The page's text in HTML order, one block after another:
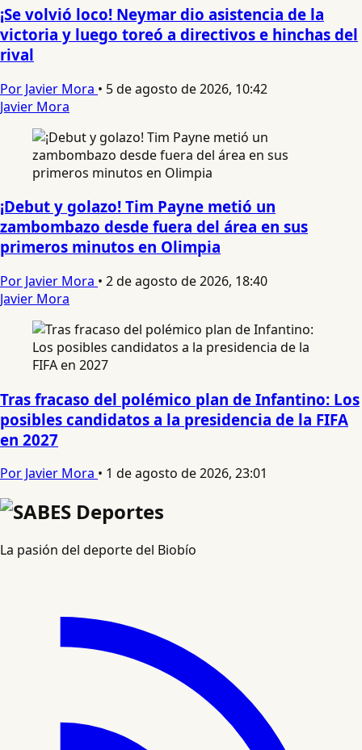
¡Se volvió loco! Neymar dio asistencia de la
victoria y luego toreó a directivos e hinchas del
rival
Por Javier Mora • 5 de agosto de 2026, 10:42
Javier Mora
¡Debut y golazo! Tim Payne metió un
zambombazo desde fuera del área en sus
primeros minutos en Olimpia
Por Javier Mora • 2 de agosto de 2026, 18:40
Javier Mora
Tras fracaso del polémico plan de Infantino: Los
posibles candidatos a la presidencia de la FIFA
en 2027
Por Javier Mora • 1 de agosto de 2026, 23:01
La pasión del deporte del Biobío